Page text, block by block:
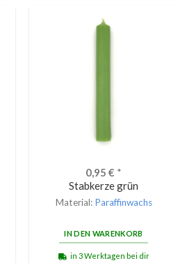
0,95 € *
Stabkerze grün
Material: Paraffinwachs
IN DEN WARENKORB
in 3 Werktagen bei dir